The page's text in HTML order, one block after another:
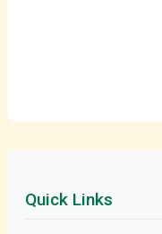
Quick Links